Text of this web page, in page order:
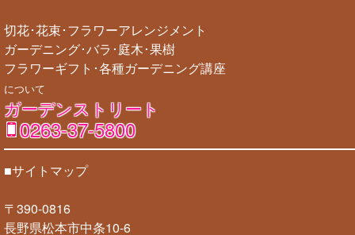
切花･花束･フラワーアレンジメント
ガーデニング･バラ･庭木･果樹
フラワーギフト･各種ガーデニング講座
について
ガーデンストリート
0263-37-5800
■サイトマップ
〒390-0816
長野県松本市中条10-6